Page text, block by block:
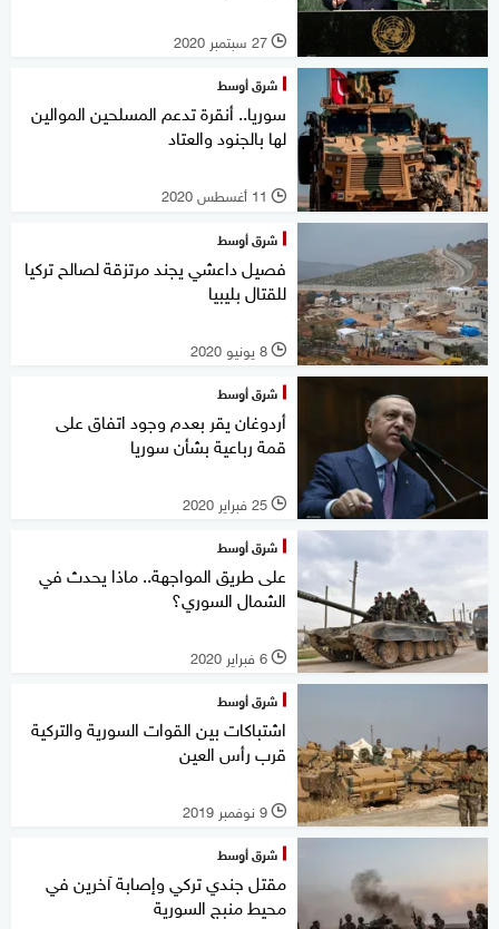
l 27 سبتمبر 2020
شرق أوسط
سوريا.. أنقرة تدعم المسلحين الموالين
لها بالجنود والعتاد
l 11 أغسطس 2020
شرق أوسط
فصيل داعشي يجند مرتزقة لصالح تركيا
للقتال بليبيا
l 8 يونيو 2020
شرق أوسط
أردوغان يقر بعدم وجود اتفاق على
قمة رباعية بشأن سوريا
l 25 فبراير 2020
شرق أوسط
على طريق المواجهة.. ماذا يحدث في
الشمال السوري؟
l 6 فبراير 2020
شرق أوسط
اشتباكات بين القوات السورية والتركية
قرب رأس العين
l 9 نوفمبر 2019
شرق أوسط
مقتل جندي تركي وإصابة آخرين في
محيط منبج السورية